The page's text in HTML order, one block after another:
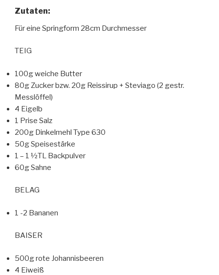
Zutaten:
Für eine Springform 28cm Durchmesser
TEIG
100g weiche Butter
80g Zucker bzw. 20g Reissirup + Steviago (2 gestr.
Messlöffel)
4 Eigelb
1 Prise Salz
200g Dinkelmehl Type 630
50g Speisestärke
1 – 1 ½TL Backpulver
60g Sahne
BELAG
1 -2 Bananen
BAISER
500g rote Johannisbeeren
4 Eiweiß